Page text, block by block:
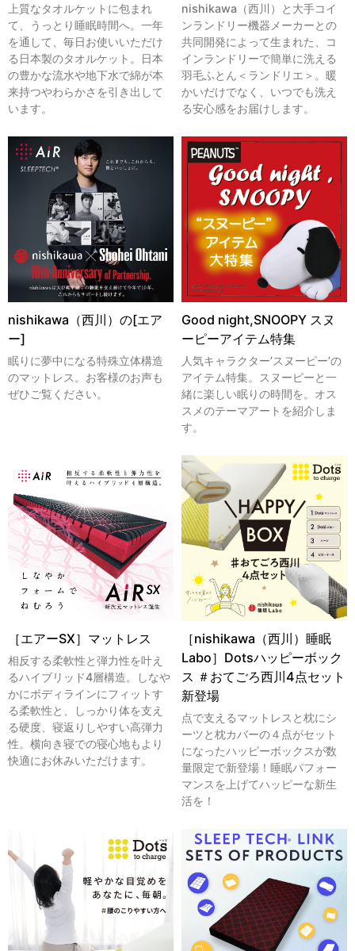
上質なタオルケットに包まれ
て、うっとり睡眠時間へ。一年
を通して、毎日お使いいただけ
る日本製のタオルケット。日本
の豊かな流水や地下水で綿が本
来持つやわらかさを引き出して
います。
nishikawa（西川）と大手コイ
ンランドリー機器メーカーとの
共同開発によって生まれた、コ
インランドリーで簡単に洗える
羽毛ふとん＜ランドリエ＞。暖
かいだけでなく、いつでも洗え
る安心感をお届けします。
nishikawa（西川）の[エア
ー]
眠りに夢中になる特殊立体構造
のマットレス。お客様のお声も
ぜひご覧ください。
Good night,SNOOPY スヌ
ーピーアイテム特集
人気キャラクター’スヌーピー’の
アイテム特集。スヌーピーと一
緒に楽しい眠りの時間を。オス
スメのテーマアートを紹介しま
す。
［エアーSX］マットレス
相反する柔軟性と弾力性を叶え
るハイブリッド4層構造。しなや
かにボディラインにフィットす
る柔軟性と、しっかり体を支え
る硬度、寝返りしやすい高弾力
性。横向き寝での寝心地もより
快適にお休みいただけます。
［nishikawa（西川）睡眠
Labo］Dotsハッピーボック
ス ＃おてごろ西川4点セット
新登場
点で支えるマットレスと枕にシ
ーツと枕カバーの４点がセット
になったハッピーボックスが数
量限定で新登場！睡眠パフォー
マンスを上げてハッピーな新生
活を！